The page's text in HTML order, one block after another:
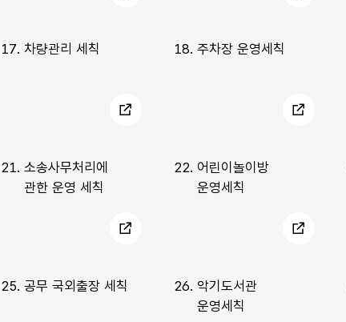
17. 차량관리 세칙 18. 주차장 운영세칙
21. 소송사무처리에
관한 운영 세칙
22. 어린이놀이방
운영세칙
25. 공무 국외출장 세칙 26. 악기도서관
운영세칙